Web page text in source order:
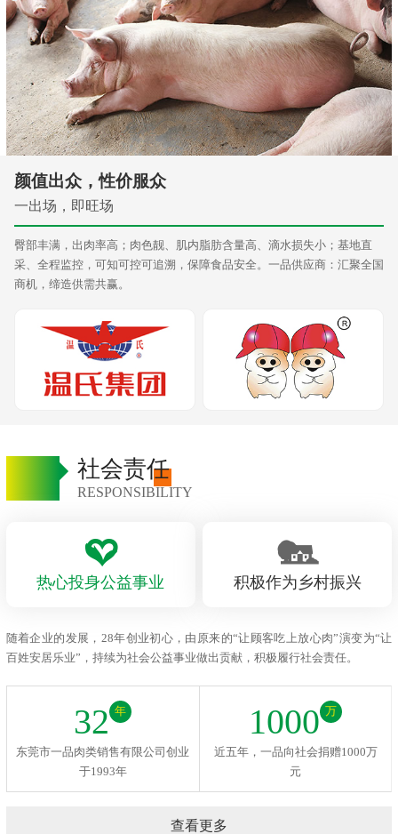
颜值出众，性价服众
一出场，即旺场
臀部丰满，出肉率高；肉色靓、肌内脂肪含量高、滴水损失小；基地直
采、全程监控，可知可控可追溯，保障食品安全。一品供应商：汇聚全国
商机，缔造供需共赢。
社会责任
RESPONSIBILITY
热心投身公益事业 积极作为乡村振兴
随着企业的发展，28年创业初心，由原来的“让顾客吃上放心肉”演变为“让
百姓安居乐业”，持续为社会公益事业做出贡献，积极履行社会责任。
32 年
东莞市一品肉类销售有限公司创业
于1993年
1000 万
近五年，一品向社会捐赠1000万
元
查看更多